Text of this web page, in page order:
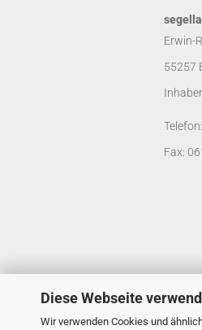
Diese Webseite
Wir verwenden Cookies und
Erwin-
55257
Fax: